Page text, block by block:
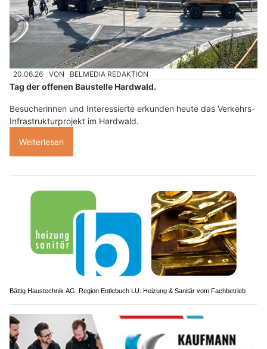
20.06.26 VON BELMEDIA REDAKTION
Tag der offenen Baustelle Hardwald.
Besucherinnen und Interessierte erkunden heute das Verkehrs-
Infrastrukturprojekt im Hardwald.
Weiterlesen
Bättig Haustechnik AG, Region Entlebuch LU: Heizung & Sanitär vom Fachbetrieb